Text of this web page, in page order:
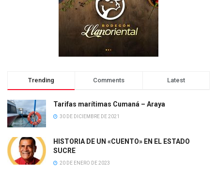
Trending Comments Latest
Tarifas marítimas Cumaná – Araya
30 DE DICIEMBRE DE 2021
HISTORIA DE UN «CUENTO» EN EL ESTADO
SUCRE
20 DE ENERO DE 2023